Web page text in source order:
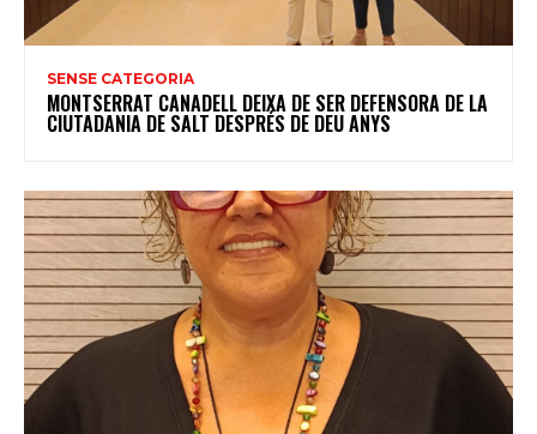
SENSE CATEGORIA
MONTSERRAT CANADELL DEIXA DE SER DEFENSORA DE LA
CIUTADANIA DE SALT DESPRÉS DE DEU ANYS